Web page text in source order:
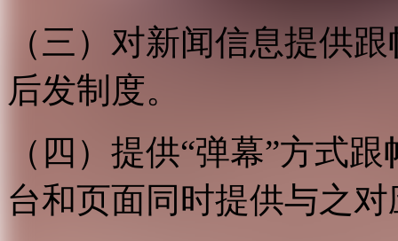
（三）对新闻信息提供
后发制度。
（四）提供“弹幕”方式
台和页面同时提供与之